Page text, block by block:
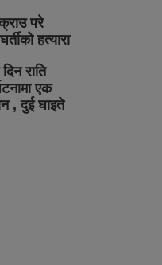
परे
हत्यारा
राति
एक
, दुई घाइते